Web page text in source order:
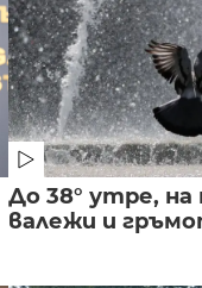
До 38° утре,
валежи и